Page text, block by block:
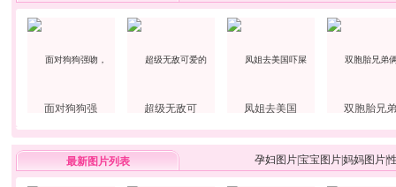
面对狗狗强 超级无敌可 凤姐去美国 双胞胎兄弟
最新图片列表 孕妇图片宝宝图片妈妈图片